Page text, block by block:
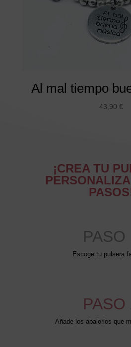
Al mal tiempo
43,90 €
¡CREA TU
PASO
Escoge tu pulsera
PASO
Añade los abalorios que